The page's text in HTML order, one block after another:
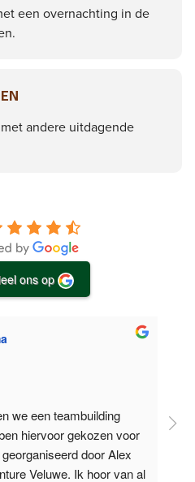
een overnachting in de
andere uitdagende
ons op
we een teambuilding
hiervoor gekozen voor
door Alex
Veluwe. Ik hoor van al